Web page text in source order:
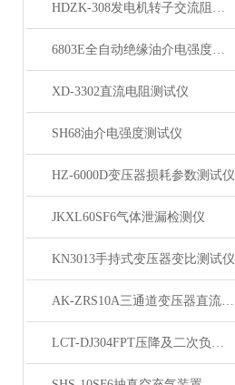
HDZK-308发电机转子交流阻抗测试仪
6803E全自动绝缘油介电强度测试仪
XD-3302直流电阻测试仪
SH68油介电强度测试仪
HZ-6000D变压器损耗参数测试仪
JKXL60SF6气体泄漏检测仪
KN3013手持式变压器变比测试仪
AK-ZRS10A三通道变压器直流电阻测试仪
LCT-DJ304FPT压降及二次负荷测试仪